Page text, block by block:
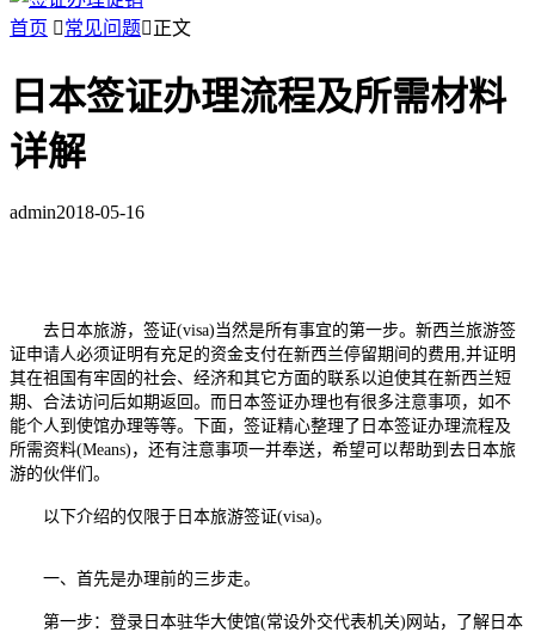
首页 常见问题正文
日本签证办理流程及所需材料
详解
admin2018-05-16
去日本旅游，签证(visa)当然是所有事宜的第一步。新西兰旅游签
证申请人必须证明有充足的资金支付在新西兰停留期间的费用,并证明
其在祖国有牢固的社会、经济和其它方面的联系以迫使其在新西兰短
期、合法访问后如期返回。而日本签证办理也有很多注意事项，如不
能个人到使馆办理等等。下面，签证精心整理了日本签证办理流程及
所需资料(Means)，还有注意事项一并奉送，希望可以帮助到去日本旅
游的伙伴们。
以下介绍的仅限于日本旅游签证(visa)。
一、首先是办理前的三步走。
第一步：登录日本驻华大使馆(常设外交代表机关)网站，了解日本